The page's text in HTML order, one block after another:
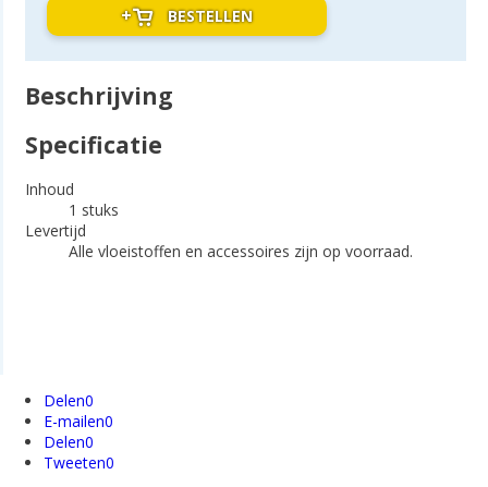
BESTELLEN
Beschrijving
Specificatie
Inhoud
1 stuks
Levertijd
Alle vloeistoffen en accessoires zijn op voorraad.
Delen0
E-mailen0
Delen0
Tweeten0